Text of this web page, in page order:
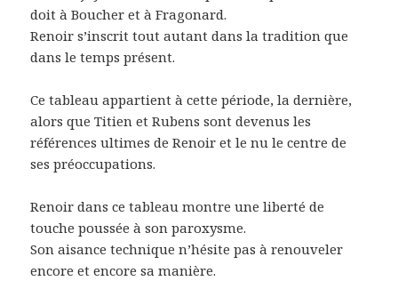
doit à Boucher et à Fragonard.
Renoir s’inscrit tout autant dans la tradition que
dans le temps présent.
Ce tableau appartient à cette période, la dernière,
alors que Titien et Rubens sont devenus les
références ultimes de Renoir et le nu le centre de
ses préoccupations.
Renoir dans ce tableau montre une liberté de
touche poussée à son paroxysme.
Son aisance technique n’hésite pas à renouveler
encore et encore sa manière.